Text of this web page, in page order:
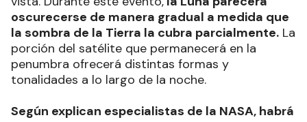
simple vista,siempre y cuando no haya cielo
nublado. Para una mejor observaciónse pueden
utilizar binoculares y telescopios.Se
recomienda estar en lugares alejados de
contaminación lumínica para disfrutarlo de mejor